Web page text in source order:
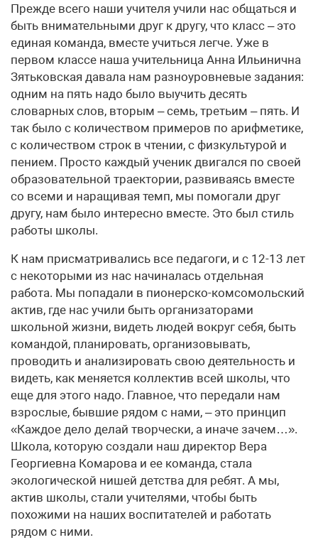
Прежде всего наши учителя учили нас общаться и
быть внимательными друг к другу, что класс – это
единая команда, вместе учиться легче. Уже в
первом классе наша учительница Анна Ильинична
Зятьковская давала нам разноуровневые задания:
одним на пять надо было выучить десять
словарных слов, вторым – семь, третьим – пять. И
так было с количеством примеров по арифметике,
с количеством строк в чтении, с физкультурой и
пением. Просто каждый ученик двигался по своей
образовательной траектории, развиваясь вместе
со всеми и наращивая темп, мы помогали друг
другу, нам было интересно вместе. Это был стиль
работы школы.
К нам присматривались все педагоги, и с 12-13 лет
с некоторыми из нас начиналась отдельная
работа. Мы попадали в пионерско-комсомольский
актив, где нас учили быть организаторами
школьной жизни, видеть людей вокруг себя, быть
командой, планировать, организовывать,
проводить и анализировать свою деятельность и
видеть, как меняется коллектив всей школы, что
еще для этого надо. Главное, что передали нам
взрослые, бывшие рядом с нами, – это принцип
«Каждое дело делай творчески, а иначе зачем…».
Школа, которую создали наш директор Вера
Георгиевна Комарова и ее команда, стала
экологической нишей детства для ребят. А мы,
актив школы, стали учителями, чтобы быть
похожими на наших воспитателей и работать
рядом с ними.